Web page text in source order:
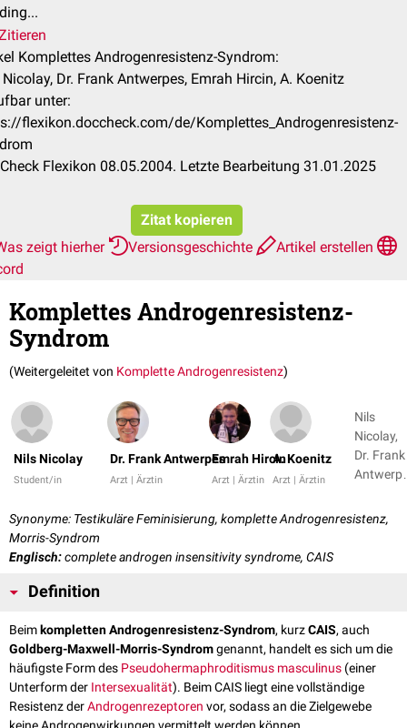
Komplettes Androgenresistenz-Syndrom:
Dr. Frank Antwerpes, Emrah Hircin, A. Koenitz
unter:
flexikon.doccheck.com/de/Komplettes_Androgenresistenz-
Flexikon 08.05.2004. Letzte Bearbeitung 31.01.2025
Zitat kopieren
zeigt hierher
Versionsgeschichte
Artikel erstellen
Komplettes Androgenresistenz-
Syndrom
(Weitergeleitet von Komplette Androgenresistenz)
Nils Nicolay
Student/in
Dr. Frank Antwerpes
Arzt | Ärztin
Emrah Hircin
Arzt | Ärztin
A. Koenitz
Arzt | Ärztin
Nils
Nicolay,
Dr. Frank
Synonyme: Testikuläre Feminisierung, komplette Androgenresistenz,
Morris-Syndrom
Englisch:complete androgen insensitivity syndrome, CAIS
Definition
Beimkompletten Androgenresistenz-Syndrom, kurzCAIS, auch
Goldberg-Maxwell-Morris-Syndromgenannt, handelt es sich um die
häufigste Form des Pseudohermaphroditismus masculinus (einer
Unterform der Intersexualität). Beim CAIS liegt eine vollständige
Resistenz derAndrogenrezeptoren vor, sodass an die Zielgewebe